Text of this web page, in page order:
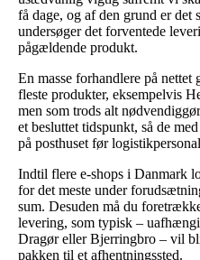
få dage, og af den grund er det
undersøger det forventede
pågældende produkt.
En masse forhandlere på nettet
fleste produkter, eksempelvis
men som trods alt
et besluttet tidspunkt, så de
på posthuset før
Indtil flere e-shops i Danmark
for det meste under
sum. Desuden må du
levering, som typisk –
Dragør eller Bjerringbro – vil
pakken til et afhentningssted.